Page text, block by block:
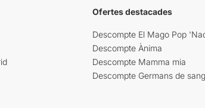
Ofertes destacades
Descompte El Mago Pop
Descompte Ànima
Descompte Mamma mia
Descompte Germans de sang